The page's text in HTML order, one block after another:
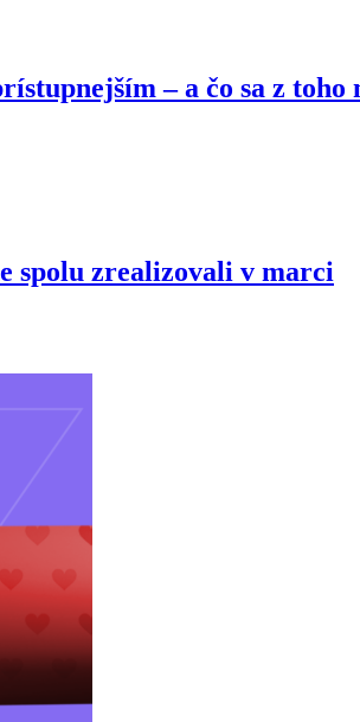
– a čo sa z toho
spolu zrealizovali v marci